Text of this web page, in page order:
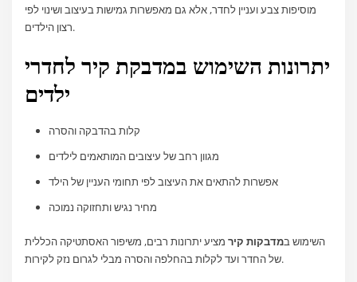
מוסיפות צבע ועניין לחדר, אלא גם מאפשרות גמישות בעיצוב ושינוי לפי
רצון הילדים.
יתרונות השימוש במדבקת קיר לחדרי
ילדים
קלות בהדבקה והסרה
מגוון רחב של עיצובים המותאמים לילדים
אפשרות להתאים את העיצוב לפי תחומי העניין של הילד
מחיר נגיש ותחזוקה נמוכה
השימוש במדבקות קירמציע יתרונות רבים, משיפור האסתטיקה הכללית
של החדר ועד לקלות בהחלפה והסרה מבלי לגרום נזק לקירות.